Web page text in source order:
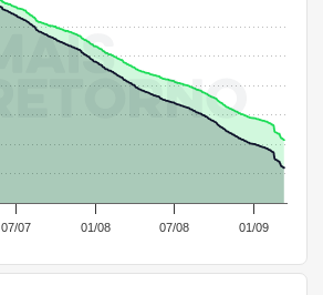
07/07 01/08 07/08 01/09